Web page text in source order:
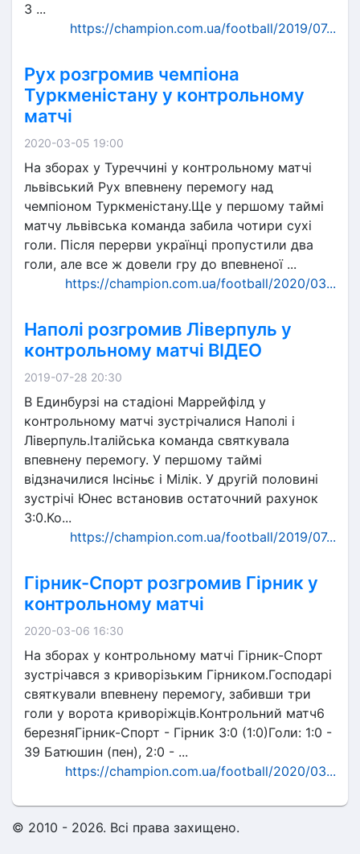
3 ...
https://champion.com.ua/football/2019/07...
Рух розгромив чемпіона
Туркменістану у контрольному
матчі
2020-03-05 19:00
На зборах у Туреччині у контрольному матчі
львівський Рух впевнену перемогу над
чемпіоном Туркменістану.Ще у першому таймі
матчу львівська команда забила чотири сухі
голи. Після перерви українці пропустили два
голи, але все ж довели гру до впевненої ...
https://champion.com.ua/football/2020/03...
Наполі розгромив Ліверпуль у
контрольному матчі ВІДЕО
2019-07-28 20:30
В Единбурзі на стадіоні Маррейфілд у
контрольному матчі зустрічалися Наполі і
Ліверпуль.Італійська команда святкувала
впевнену перемогу. У першому таймі
відзначилися Інсіньє і Мілік. У другій половині
зустрічі Юнес встановив остаточний рахунок
3:0.Ко...
https://champion.com.ua/football/2019/07...
Гірник-Спорт розгромив Гірник у
контрольному матчі
2020-03-06 16:30
На зборах у контрольному матчі Гірник-Спорт
зустрічався з криворізьким Гірником.Господарі
святкували впевнену перемогу, забивши три
голи у ворота криворіжців.Контрольний матч6
березняГірник-Спорт - Гірник 3:0 (1:0)Голи: 1:0 -
39 Батюшин (пен), 2:0 - ...
https://champion.com.ua/football/2020/03...
© 2010 - 2026. Всі права захищено.